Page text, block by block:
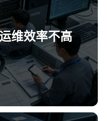
维效率不高